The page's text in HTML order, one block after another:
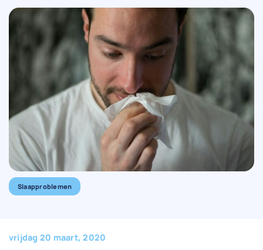
Slaapproblemen
vrijdag 20 maart, 2020